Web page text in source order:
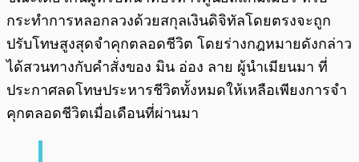
กระทำการหลอกลวงด้วยสกุลเงินดิจิทัลโดยตรงจะถูก
ปรับโทษสูงสุดจำคุกตลอดชีวิต โดยร่างกฎหมายดังกล่าว
ได้สวนทางกับคำสั่งของ มิน อ่อง ลาย ผู้นำเมียนมา ที่
ประกาศลดโทษประหารชีวิตทั้งหมดให้เหลือเพียงการจำ
คุกตลอดชีวิตเมื่อเดือนที่ผ่านมา